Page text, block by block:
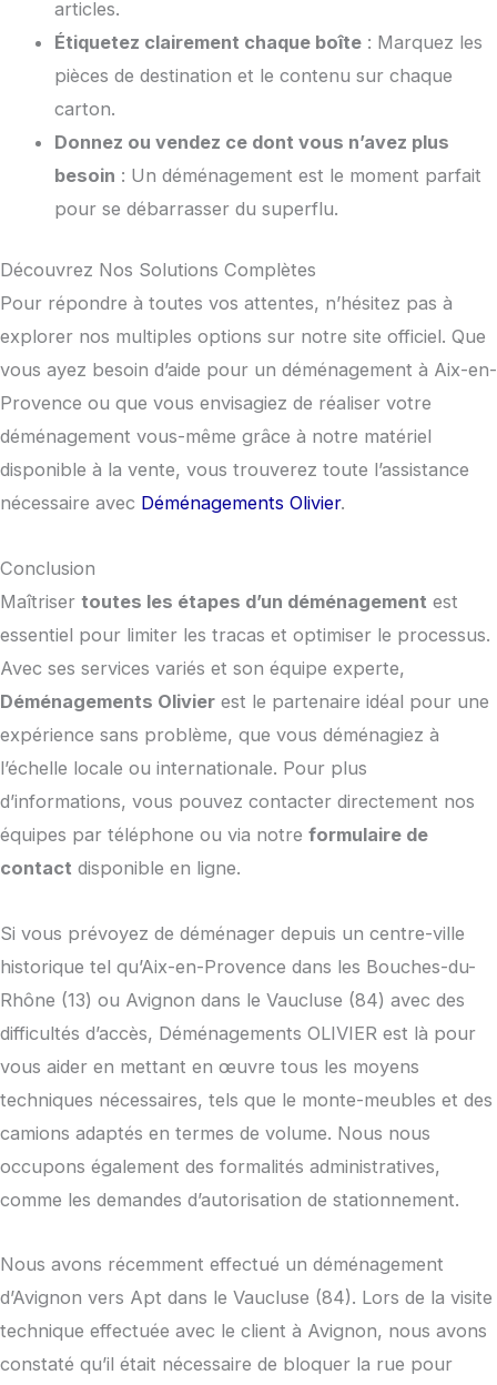
articles.
Étiquetez clairement chaque boîte : Marquez les
pièces de destination et le contenu sur chaque
carton.
Donnez ou vendez ce dont vous n’avez plus
besoin : Un déménagement est le moment parfait
pour se débarrasser du superflu.
Découvrez Nos Solutions Complètes
Pour répondre à toutes vos attentes, n’hésitez pas à
explorer nos multiples options sur notre site officiel. Que
vous ayez besoin d’aide pour un déménagement à Aix-en-
Provence ou que vous envisagiez de réaliser votre
déménagement vous-même grâce à notre matériel
disponible à la vente, vous trouverez toute l’assistance
nécessaire avec Déménagements Olivier.
Conclusion
Maîtriser toutes les étapes d’un déménagement est
essentiel pour limiter les tracas et optimiser le processus.
Avec ses services variés et son équipe experte,
Déménagements Olivier est le partenaire idéal pour une
expérience sans problème, que vous déménagiez à
l’échelle locale ou internationale. Pour plus
d’informations, vous pouvez contacter directement nos
équipes par téléphone ou via notre formulaire de
contact disponible en ligne.
Si vous prévoyez de déménager depuis un centre-ville
historique tel qu’Aix-en-Provence dans les Bouches-du-
Rhône (13) ou Avignon dans le Vaucluse (84) avec des
difficultés d’accès, Déménagements OLIVIER est là pour
vous aider en mettant en œuvre tous les moyens
techniques nécessaires, tels que le monte-meubles et des
camions adaptés en termes de volume. Nous nous
occupons également des formalités administratives,
comme les demandes d’autorisation de stationnement.
Nous avons récemment effectué un déménagement
d’Avignon vers Apt dans le Vaucluse (84). Lors de la visite
technique effectuée avec le client à Avignon, nous avons
constaté qu’il était nécessaire de bloquer la rue pour